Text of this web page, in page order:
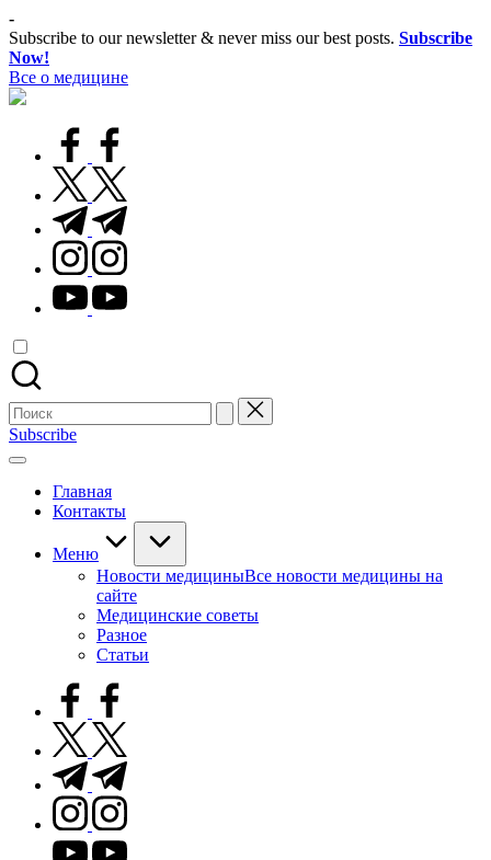
Перейти
к
содержимому
-
Subscribe to our newsletter & never miss our best posts. Subscribe
Now!
Все о медицине
Лечитесь
facebook.com
twitter.com
t.me
instagram.com
youtube.com
Поиск
для:
Subscribe
Главная
Контакты
Меню
Новости медициныВсе новости медицины на
сайте
Медицинские советы
Разное
Статьи
facebook.com
twitter.com
t.me
instagram.com
youtube.com